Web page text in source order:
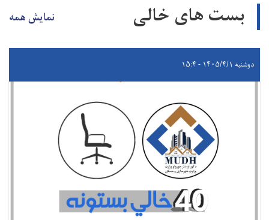
بست های خالی نمایش همه
دوشنبه ۱۴۰۵/۴/۱ - ۱۵:۴